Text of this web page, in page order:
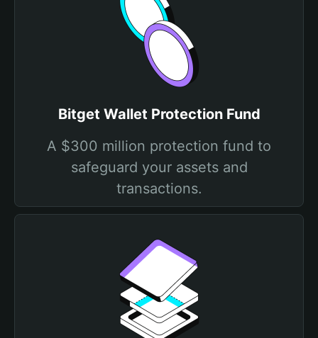
Bitget Wallet Protection Fund
A $300 million protection fund to
safeguard your assets and
transactions.